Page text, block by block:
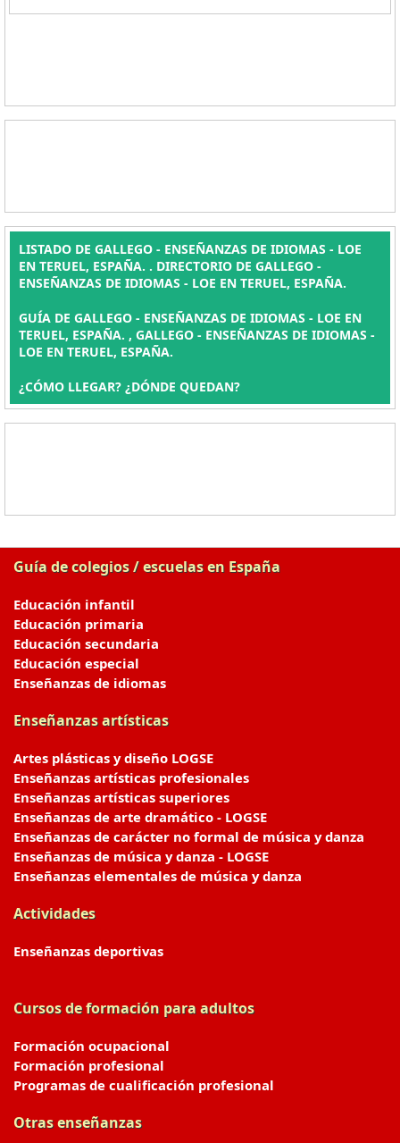
LISTADO DE GALLEGO - ENSEÑANZAS DE IDIOMAS - LOE
EN TERUEL, ESPAÑA. . DIRECTORIO DE GALLEGO -
ENSEÑANZAS DE IDIOMAS - LOE EN TERUEL, ESPAÑA.
GUÍA DE GALLEGO - ENSEÑANZAS DE IDIOMAS - LOE EN
TERUEL, ESPAÑA. , GALLEGO - ENSEÑANZAS DE IDIOMAS -
LOE EN TERUEL, ESPAÑA.
¿CÓMO LLEGAR? ¿DÓNDE QUEDAN?
Guía de colegios / escuelas en España
Educación infantil
Educación primaria
Educación secundaria
Educación especial
Enseñanzas de idiomas
Enseñanzas artísticas
Artes plásticas y diseño LOGSE
Enseñanzas artísticas profesionales
Enseñanzas artísticas superiores
Enseñanzas de arte dramático - LOGSE
Enseñanzas de carácter no formal de música y danza
Enseñanzas de música y danza - LOGSE
Enseñanzas elementales de música y danza
Actividades
Enseñanzas deportivas
Cursos de formación para adultos
Formación ocupacional
Formación profesional
Programas de cualificación profesional
Otras enseñanzas